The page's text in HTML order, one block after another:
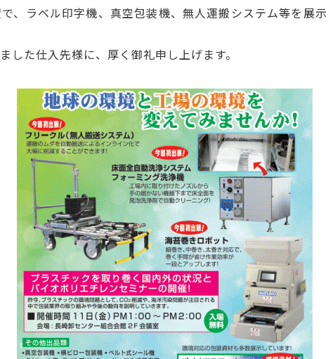
、ラベル印字機、真空包装機、無人運搬システム等を展
した仕入先様に、厚く御礼申し上げます。